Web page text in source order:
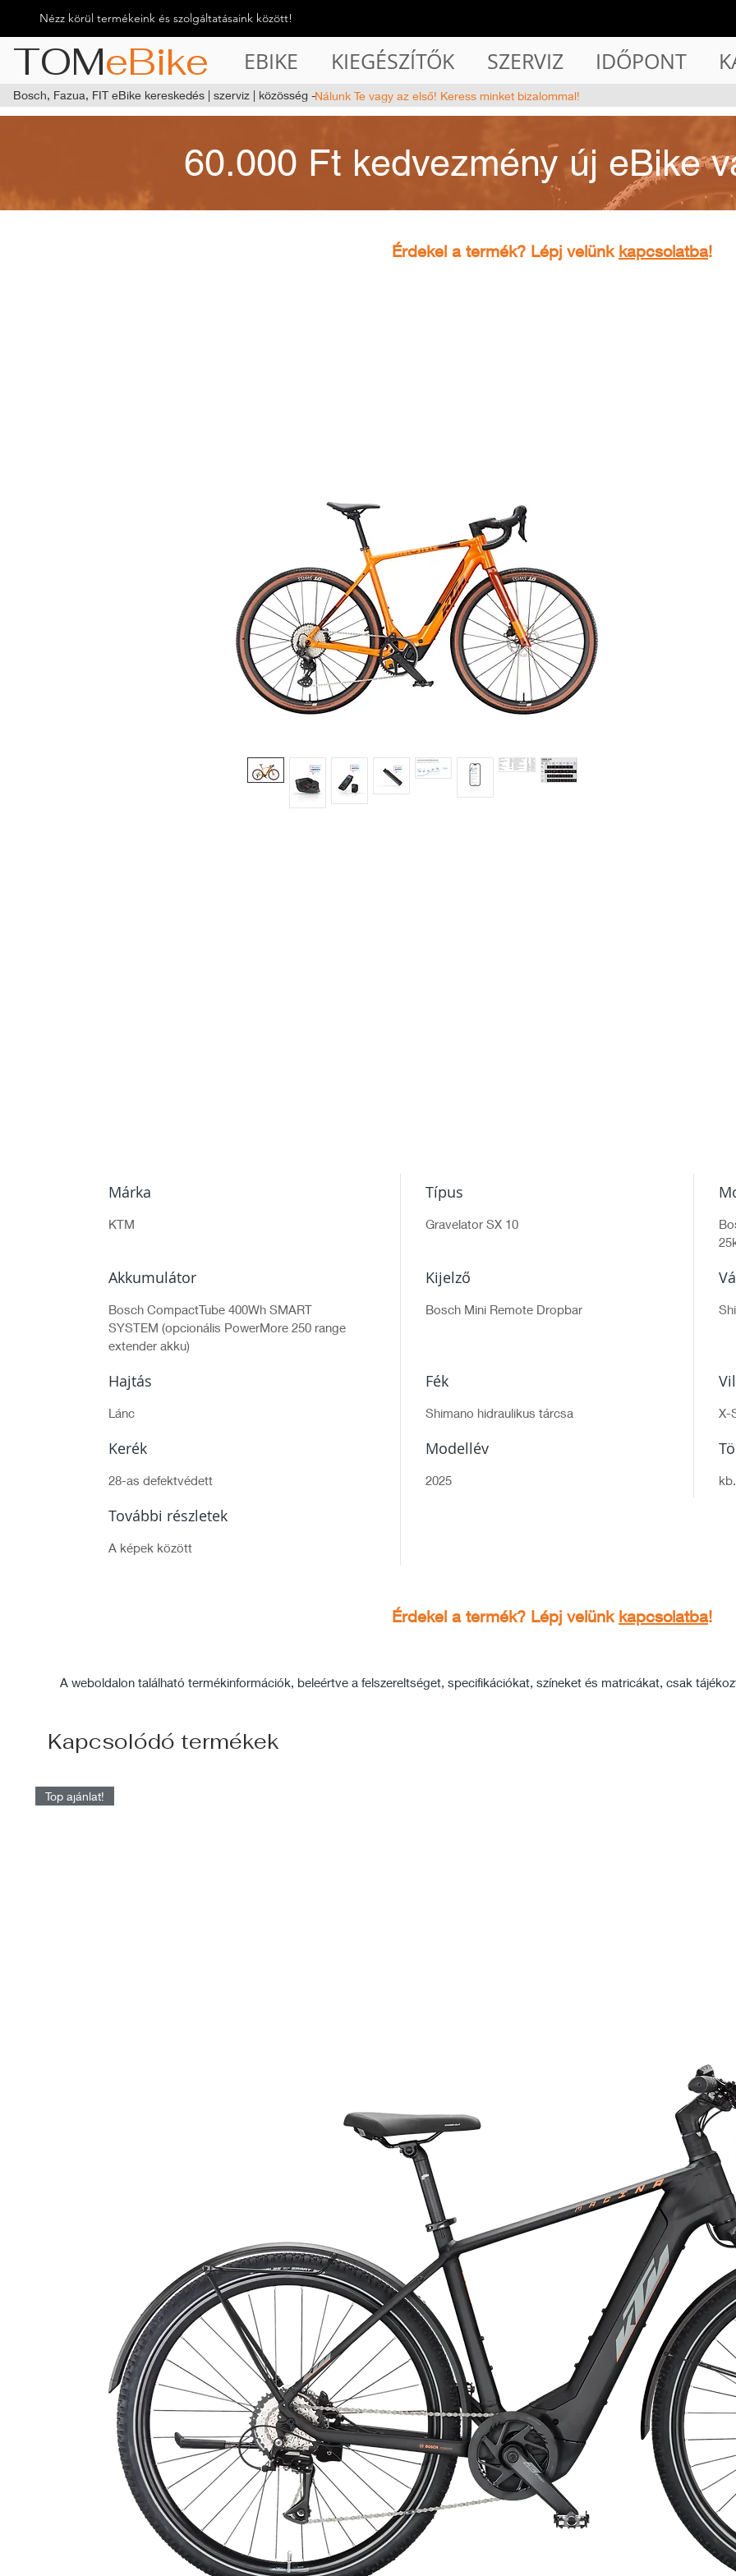
Nézz körül termékeink és szolgáltatásaink között!
EBIKE KIEGÉSZÍTŐK SZERVIZ IDŐPONT
Bosch, Fazua, FIT eBike kereskedés | szerviz | közösség -Nálunk Te vagy az első! Keress minket bizalommal!
TOMeBike
60.000 Ft kedvezmény új eBike
Érdekel a termék? Lépj velünk kapcsolatba!
Márka
KTM
Típus
Gravelator SX 10
Akkumulátor
Bosch CompactTube 400Wh SMART
SYSTEM (opcionális PowerMore 250 range
extender akku)
Kijelző
Bosch Mini Remote Dropbar
Hajtás
Lánc
Fék
Shimano hidraulikus tárcsa X-
Kerék
28-as defektvédett
Modellév
2025
További részletek
A képek között
Érdekel a termék? Lépj velünk kapcsolatba!
A weboldalon található termékinformációk, beleértve a felszereltséget, specifikációkat, színeket és matricákat, csak
Kapcsolódó termékek
Top ajánlat!